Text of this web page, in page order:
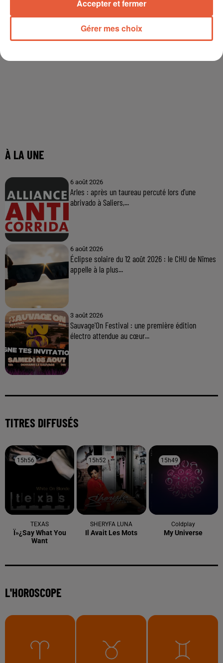
À LA UNE
6 août 2026
Arles : après un taureau percuté lors d'une
abrivado à Saliers,...
6 août 2026
Éclipse solaire du 12 août 2026 : le CHU de Nîmes
appelle à la plus...
3 août 2026
Sauvage'On Festival : une première édition
électro attendue au cœur...
TITRES DIFFUSÉS
15h56
15h56
TEXAS
Ï»¿say What You
Want
15h52
15h52
SHERYFA LUNA
Il Avait Les Mots
15h49
15h49
Coldplay
My Universe
L'HOROSCOPE
Gérer mes choix
Accepter et fermer